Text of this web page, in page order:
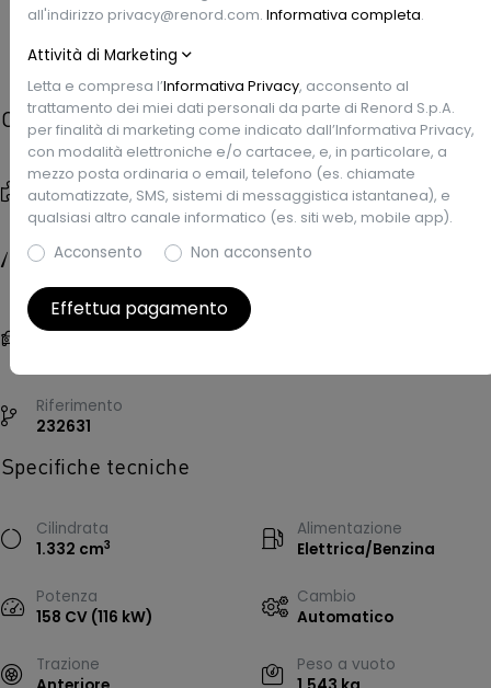
€23.990 Richiedi un preventivo
Caratteristiche
Tipo di veicolo
Usata
Data Imm.
9/2023
Chilometri
Garanzia
Carrozzeria
Crossover, 5 porte, 5
Riferimento
232631
Specifiche tecniche
Cilindrata
1.332 cm3
Alimentazione
Elettrica/Benzina
Potenza
158 CV (116 kW)
Cambio
Automatico
Trazione
Peso a vuoto
all'indirizzo privacy@renord.com. Informativa completa.
Attività di Marketing
Letta e compresa l’Informativa Privacy, acconsento al
trattamento dei miei dati personali da parte di Renord S.p.A.
per finalità di marketing come indicato dall’Informativa Privacy,
con modalità elettroniche e/o cartacee, e, in particolare, a
mezzo posta ordinaria o email, telefono (es. chiamate
automatizzate, SMS, sistemi di messaggistica istantanea), e
qualsiasi altro canale informatico (es. siti web, mobile app).
Acconsento Non acconsento
Effettua pagamento